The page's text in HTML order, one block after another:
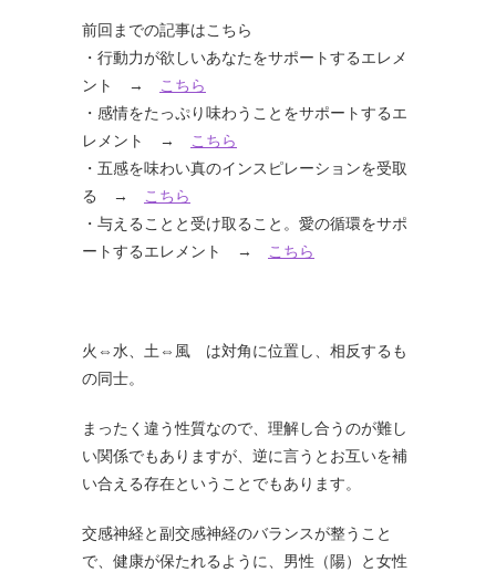
前回までの記事はこちら
・行動力が欲しいあなたをサポートするエレメ
ント →
こちら
・感情をたっぷり味わうことをサポートするエ
レメント →
こちら
・五感を味わい真のインスピレーションを受取
る →
こちら
・与えることと受け取ること。愛の循環をサポ
ートするエレメント →
こちら
火⇔水、土⇔風 は対角に位置し、相反するも
の同士。
まったく違う性質なので、理解し合うのが難し
い関係でもありますが、逆に言うとお互いを補
い合える存在ということでもあります。
交感神経と副交感神経のバランスが整うこと
で、健康が保たれるように、男性（陽）と女性